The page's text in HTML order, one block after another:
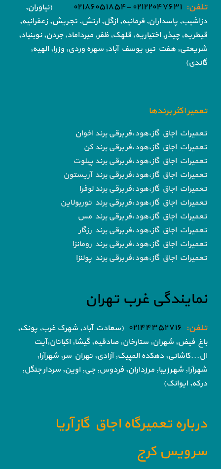
تلفن: ۰۲۱۲۲۰۴۷۶۳۱ -۰۲۱۸۶۰۵۱۸۵۴
(نیاوران,
دزاشیب, پاسداران, فرمانیه, ازگل, ارتش, تجریش, زعفرانیه,
قیطریه, چیذر, اختیاریه, قلهک, ظفر, میرداماد, جردن, نوبنیاد,
شریعتی, هفت تیر, یوسف آباد, سهره وردی, وزرا, الهیه,
گاندی)
تعمیر اکثر برندها
تعمیرات اجاق گاز،هود،فر برقی برند اخوان
تعمیرات اجاق گاز،هود،فر برقی برند کن
تعمیرات اجاق گاز،هود،فر برقی برند پیلوت
تعمیرات اجاق گاز،هود،فر برقی برند آریستون
تعمیرات اجاق گاز،هود،فر برقی برند لوفرا
تعمیرات اجاق گاز،هود،فر برقی برند توربولاین
تعمیرات اجاق گاز،هود،فر برقی برند مس
تعمیرات اجاق گاز،هود،فر برقی برند رزگار
تعمیرات اجاق گاز،هود،فر برقی برند رومانزا
تعمیرات اجاق گاز،هود،فر برقی برند پولنزا
نمایندگی غرب تهران
تلفن: ۰۲۱۴۴۳۵۲۷۱۶ (سعادت آباد, شهرک غرب, پونک,
باغ فیض, شهران, ستارخان, صادقیه, گیشا, اکباتان,آیت
ال...کاشانی, دهکده المپیک, آزادی, تهران سر, شهرآرا,
شهرآرا, شهرزیبا, مرزداران, فردوس, جی, اوین, سردار جنگل,
درکه, ایوانک)
درباره تعمیرگاه اجاق گاز آریا
سرویس کرج